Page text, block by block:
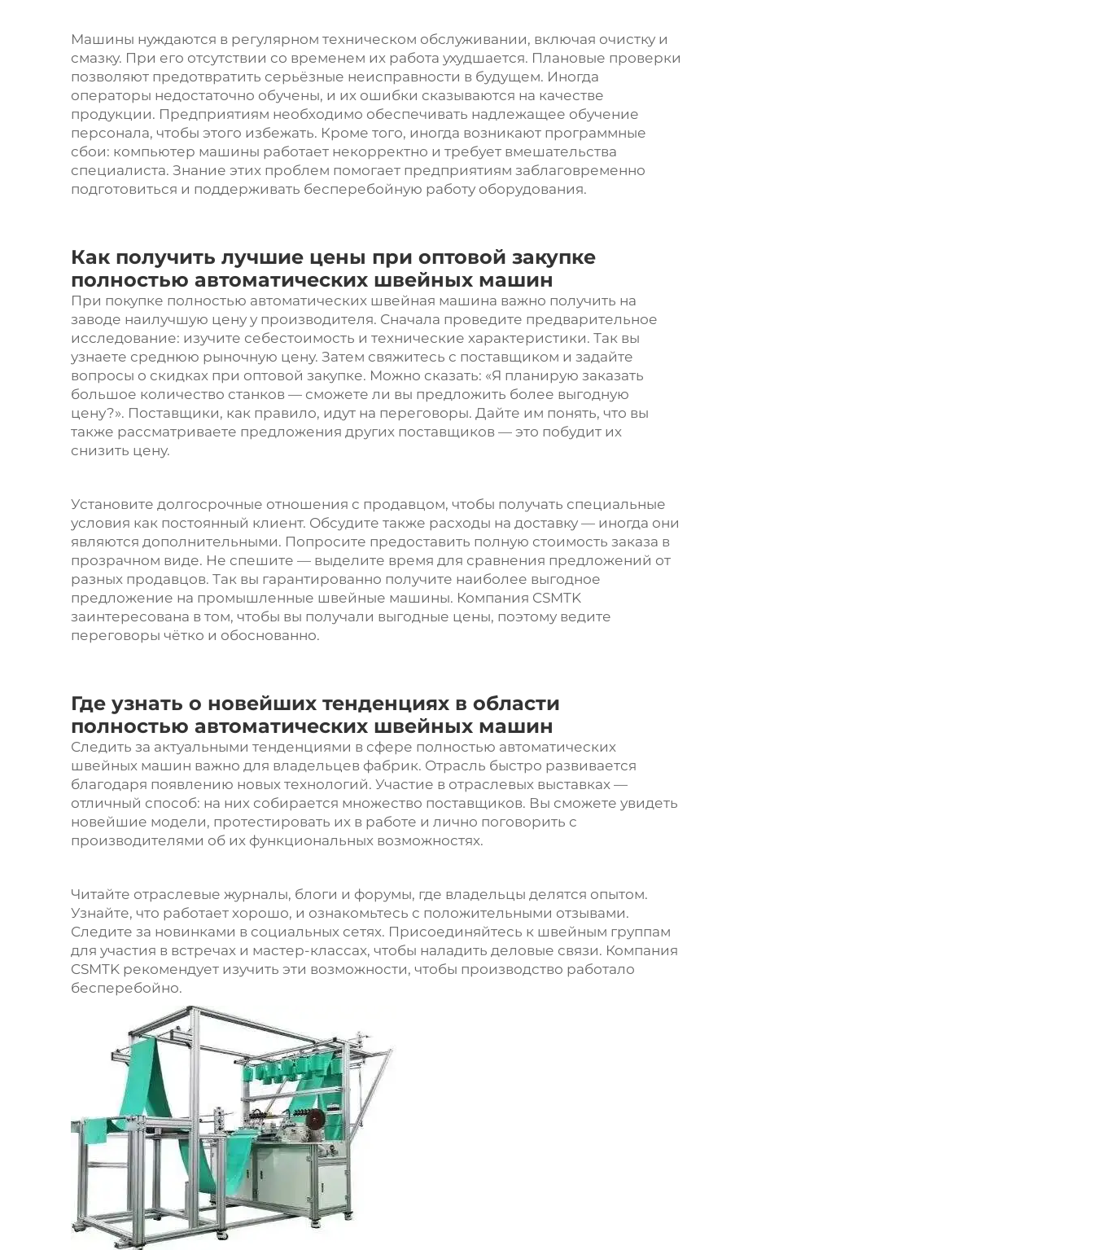
Машины нуждаются в регулярном техническом обслуживании, включая очистку и
смазку. При его отсутствии со временем их работа ухудшается. Плановые проверки
позволяют предотвратить серьёзные неисправности в будущем. Иногда
операторы недостаточно обучены, и их ошибки сказываются на качестве
продукции. Предприятиям необходимо обеспечивать надлежащее обучение
персонала, чтобы этого избежать. Кроме того, иногда возникают программные
сбои: компьютер машины работает некорректно и требует вмешательства
специалиста. Знание этих проблем помогает предприятиям заблаговременно
подготовиться и поддерживать бесперебойную работу оборудования.
Как получить лучшие цены при оптовой закупке
полностью автоматических швейных машин
При покупке полностью автоматических швейная машина важно получить на
заводе наилучшую цену у производителя. Сначала проведите предварительное
исследование: изучите себестоимость и технические характеристики. Так вы
узнаете среднюю рыночную цену. Затем свяжитесь с поставщиком и задайте
вопросы о скидках при оптовой закупке. Можно сказать: «Я планирую заказать
большое количество станков — сможете ли вы предложить более выгодную
цену?». Поставщики, как правило, идут на переговоры. Дайте им понять, что вы
также рассматриваете предложения других поставщиков — это побудит их
снизить цену.
Установите долгосрочные отношения с продавцом, чтобы получать специальные
условия как постоянный клиент. Обсудите также расходы на доставку — иногда они
являются дополнительными. Попросите предоставить полную стоимость заказа в
прозрачном виде. Не спешите — выделите время для сравнения предложений от
разных продавцов. Так вы гарантированно получите наиболее выгодное
предложение на промышленные швейные машины. Компания CSMTK
заинтересована в том, чтобы вы получали выгодные цены, поэтому ведите
переговоры чётко и обоснованно.
Где узнать о новейших тенденциях в области
полностью автоматических швейных машин
Следить за актуальными тенденциями в сфере полностью автоматических
швейных машин важно для владельцев фабрик. Отрасль быстро развивается
благодаря появлению новых технологий. Участие в отраслевых выставках —
отличный способ: на них собирается множество поставщиков. Вы сможете увидеть
новейшие модели, протестировать их в работе и лично поговорить с
производителями об их функциональных возможностях.
Читайте отраслевые журналы, блоги и форумы, где владельцы делятся опытом.
Узнайте, что работает хорошо, и ознакомьтесь с положительными отзывами.
Следите за новинками в социальных сетях. Присоединяйтесь к швейным группам
для участия в встречах и мастер-классах, чтобы наладить деловые связи. Компания
CSMTK рекомендует изучить эти возможности, чтобы производство работало
бесперебойно.